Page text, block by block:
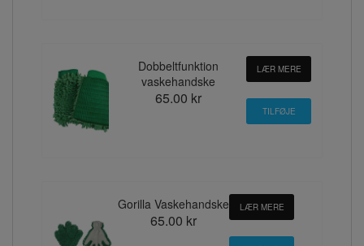
Dobbeltfunktion
vaskehandske
65.00 kr
LÆR MERE
Gorilla Vaskehandske
65.00 kr
LÆR MERE